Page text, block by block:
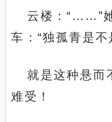
云楼：“……”
车：“独孤青是不
就是这种悬而
难受！